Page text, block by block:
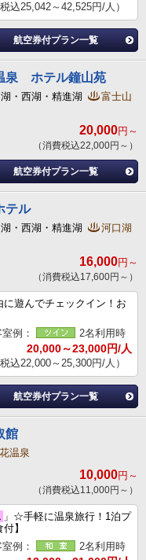
税込25,042～42,525円/人）
航空券付プラン一覧
泉 ホテル鐘山苑
・西湖・精進湖
富士山
20,000円～
（消費税込22,000円～）
航空券付プラン一覧
テル
・西湖・精進湖
河口湖
16,000円～
（消費税込17,600円～）
遊んでチェックイン！お
例：
2名利用時
20,000～23,000円/人
税込22,000～25,300円/人）
航空券付プラン一覧
館
温泉
10,000円～
（消費税込11,000円～）
」☆手軽に温泉旅行！1泊プ
】
例：
2名利用時